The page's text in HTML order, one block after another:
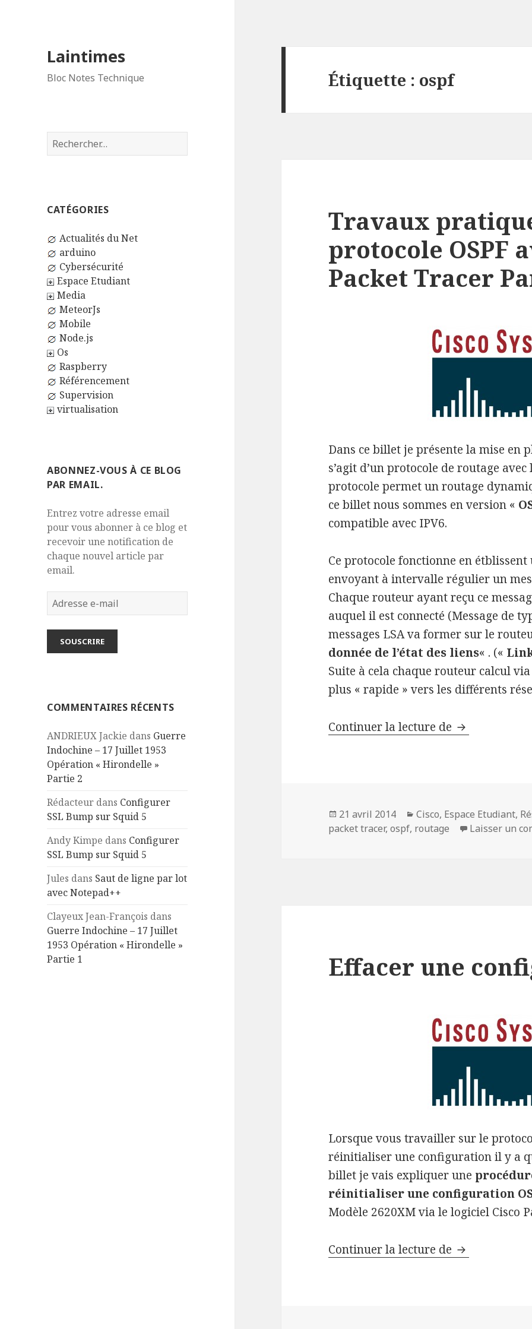
Laintimes
Bloc Notes Technique
Rechercher :
CATÉGORIES
Actualités du Net
arduino
Cybersécurité
Espace Etudiant
Media
MeteorJs
Mobile
Node.js
Os
Raspberry
Référencement
Supervision
virtualisation
ABONNEZ-VOUS À CE BLOG
PAR EMAIL.
Entrez votre adresse email
pour vous abonner à ce blog et
recevoir une notification de
chaque nouvel article par
email.
Adresse
e-
mail
SOUSCRIRE
COMMENTAIRES RÉCENTS
ANDRIEUX Jackie dans Guerre
Indochine – 17 Juillet 1953
Opération « Hirondelle »
Partie 2
Rédacteur dans Configurer
SSL Bump sur Squid 5
Andy Kimpe dans Configurer
SSL Bump sur Squid 5
Jules dans Saut de ligne par lot
avec Notepad++
Clayeux Jean-François dans
Guerre Indochine – 17 Juillet
1953 Opération « Hirondelle »
Partie 1
Étiquette : ospf
Travaux
protocole OSPF
Packet Tracer
Dans ce billet je présente la mise en
s’agit d’un protocole de routage
protocole permet un routage
ce billet nous sommes en version «
compatible avec IPV6.
Ce protocole fonctionne en
envoyant à intervalle régulier un
Chaque routeur ayant reçu ce
auquel il est connecté (Message de
messages LSA va former sur le
donnée de l’état des liens« . («
Suite à cela chaque routeur calcul
plus « rapide » vers les différents
Continuer la lecture de Travaux
Publié
le
21 avril 2014 Catégories
Cisco, Espace Etudiant,
packet tracer,ospf, routage Laisser un
Effacer une
Lorsque vous travailler sur le
réinitialiser une configuration il y a
billet je vais expliquer une
réinitialiser une configuration
Modèle 2620XM via le logiciel Cisco
Continuer la lecture de Effacer une